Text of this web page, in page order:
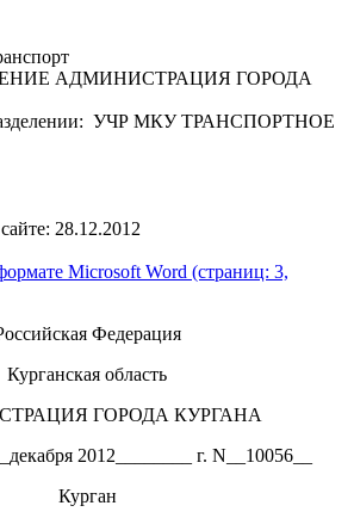
АДМИНИСТРАЦИЯ ГОРОДА
УЧР МКУ ТРАНСПОРТНОЕ
28.12.2012
Microsoft Word (страниц: 3,
Федерация
Курганская область
ГОРОДА КУРГАНА
2012________ г. N__10056__
Курган